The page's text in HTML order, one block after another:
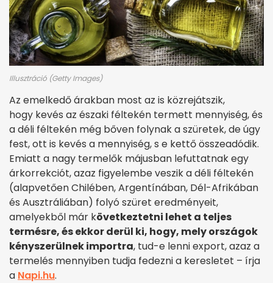
Illusztráció (Getty Images)
Az emelkedő árakban most az is közrejátszik,
hogy kevés az északi féltekén termett mennyiség, és
a déli féltekén még bőven folynak a szüretek, de úgy
fest, ott is kevés a mennyiség, s e kettő összeadódik.
Emiatt a nagy termelők májusban lefuttatnak egy
árkorrekciót, azaz figyelembe veszik a déli féltekén
(alapvetően Chilében, Argentínában, Dél-Afrikában
és Ausztráliában) folyó szüret eredményeit,
amelyekből már következtetni lehet a teljes
termésre, és ekkor derül ki, hogy, mely országok
kényszerülnek importra, tud-e lenni export, azaz a
termelés mennyiben tudja fedezni a keresletet – írja
a Napi.hu.